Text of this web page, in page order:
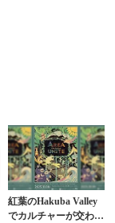
紅葉のHakuba Valley
でカルチャーが交わる